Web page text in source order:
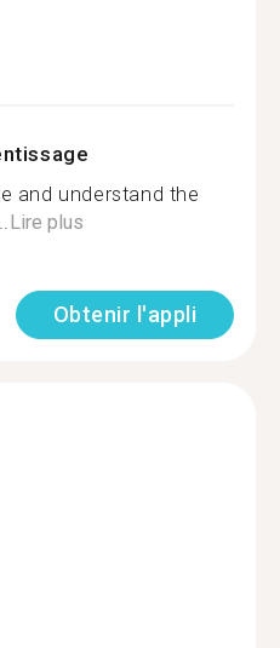
and understand the
Lire plus
Obtenir l'appli